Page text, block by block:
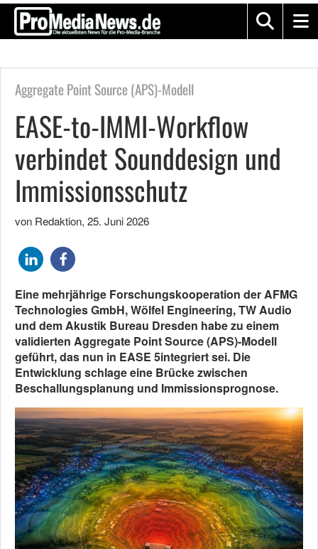
Aggregate Point Source (APS)-Modell
EASE-to-IMMI-Workflow
verbindet Sounddesign und
Immissionsschutz
von Redaktion, 25. Juni 2026
Eine mehrjährige Forschungskooperation derAFMG
Technologies GmbH,Wölfel Engineering,TW Audio
und dem Akustik Bureau Dresden habe zu einem
validierten Aggregate Point Source (APS)-Modell
geführt, das nun in EASE 5integriert sei. Die
Entwicklung schlage eine Brücke zwischen
Beschallungsplanung und Immissionsprognose.